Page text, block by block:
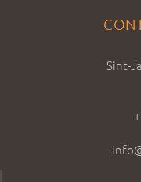
Sint-